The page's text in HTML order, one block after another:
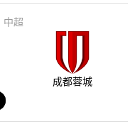
中超
成都蓉城